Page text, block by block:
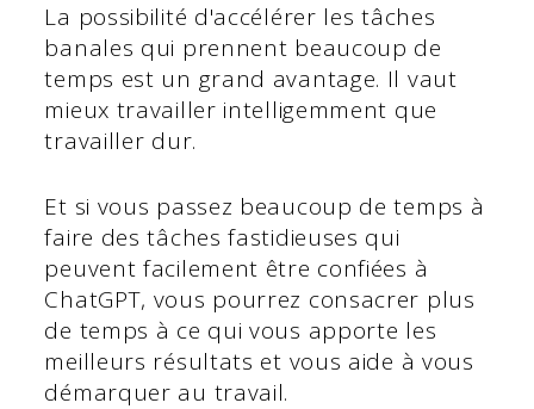
La possibilité d'accélérer les tâches
banales qui prennent beaucoup de
temps est un grand avantage. Il vaut
mieux travailler intelligemment que
travailler dur.
Et si vous passez beaucoup de temps à
faire des tâches fastidieuses qui
peuvent facilement être confiées à
ChatGPT, vous pourrez consacrer plus
de temps à ce qui vous apporte les
meilleurs résultats et vous aide à vous
démarquer au travail.